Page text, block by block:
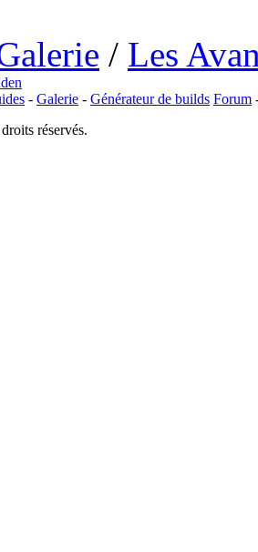
/ Les
- Galerie - Générateur de builds Forum
réservés.